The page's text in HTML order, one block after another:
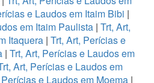
e Laudos em Itaim Bibi |
em Itaim Paulista | Trt, Art,
Itaquera| Trt, Art, Perícias e
| Trt, Art, Perícias e Laudos em
Art, Perícias e Laudos em
e Laudos em Moema|